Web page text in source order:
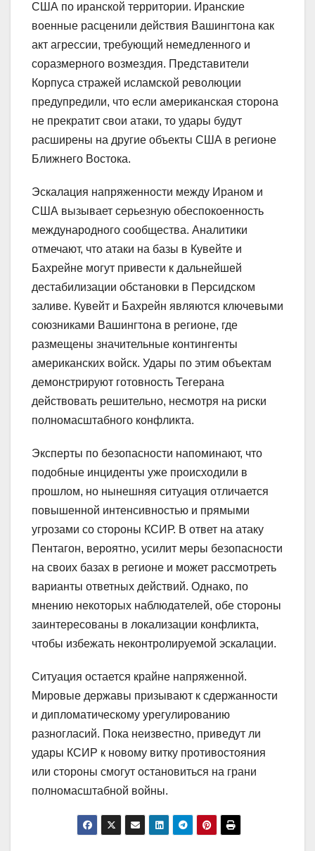
США по иранской территории. Иранские
военные расценили действия Вашингтона как
акт агрессии, требующий немедленного и
соразмерного возмездия. Представители
Корпуса стражей исламской революции
предупредили, что если американская сторона
не прекратит свои атаки, то удары будут
расширены на другие объекты США в регионе
Ближнего Востока.
Эскалация напряженности между Ираном и
США вызывает серьезную обеспокоенность
международного сообщества. Аналитики
отмечают, что атаки на базы в Кувейте и
Бахрейне могут привести к дальнейшей
дестабилизации обстановки в Персидском
заливе. Кувейт и Бахрейн являются ключевыми
союзниками Вашингтона в регионе, где
размещены значительные контингенты
американских войск. Удары по этим объектам
демонстрируют готовность Тегерана
действовать решительно, несмотря на риски
полномасштабного конфликта.
Эксперты по безопасности напоминают, что
подобные инциденты уже происходили в
прошлом, но нынешняя ситуация отличается
повышенной интенсивностью и прямыми
угрозами со стороны КСИР. В ответ на атаку
Пентагон, вероятно, усилит меры безопасности
на своих базах в регионе и может рассмотреть
варианты ответных действий. Однако, по
мнению некоторых наблюдателей, обе стороны
заинтересованы в локализации конфликта,
чтобы избежать неконтролируемой эскалации.
Ситуация остается крайне напряженной.
Мировые державы призывают к сдержанности
и дипломатическому урегулированию
разногласий. Пока неизвестно, приведут ли
удары КСИР к новому витку противостояния
или стороны смогут остановиться на грани
полномасштабной войны.